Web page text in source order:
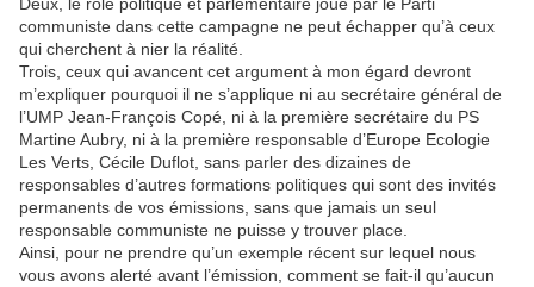
communiste dans cette campagne ne peut échapper qu’à ceux
qui cherchent à nier la réalité.
Trois, ceux qui avancent cet argument à mon égard devront
m’expliquer pourquoi il ne s’applique ni au secrétaire général de
l’UMP Jean-François Copé, ni à la première secrétaire du PS
Martine Aubry, ni à la première responsable d’Europe Ecologie
Les Verts, Cécile Duflot, sans parler des dizaines de
responsables d’autres formations politiques qui sont des invités
permanents de vos émissions, sans que jamais un seul
responsable communiste ne puisse y trouver place.
Ainsi, pour ne prendre qu’un exemple récent sur lequel nous
vous avons alerté avant l’émission, comment se fait-il qu’aucun